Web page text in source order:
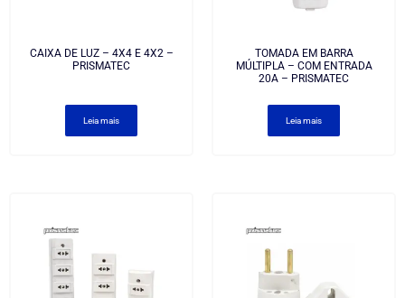
CAIXA DE LUZ – 4X4 E 4X2 –
PRISMATEC
Leia mais
TOMADA EM BARRA
MÚLTIPLA – COM ENTRADA
20A – PRISMATEC
Leia mais